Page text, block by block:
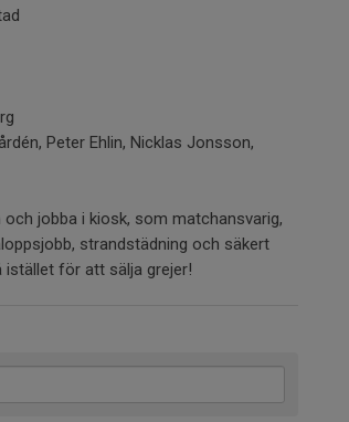
Peter Ehlin, Nicklas Jonsson,
jobba i kiosk, som matchansvarig,
strandstädning och säkert
istället för att sälja grejer!